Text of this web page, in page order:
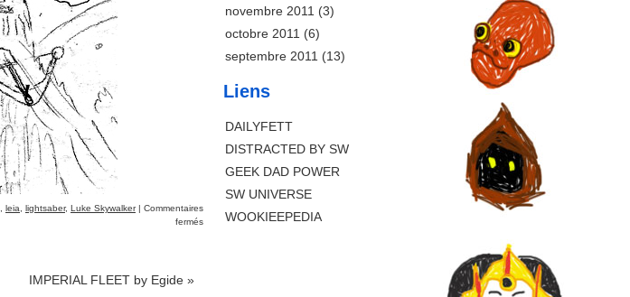
leia lightsaber, Luke Skywalker| Commentaires
fermés
IMPERIAL FLEET by Egide »
novembre 2011 (3)
octobre 2011 (6)
septembre 2011 (13)
Liens
DAILYFETT
DISTRACTED BY SW
GEEK DAD POWER
SW UNIVERSE
WOOKIEEPEDIA